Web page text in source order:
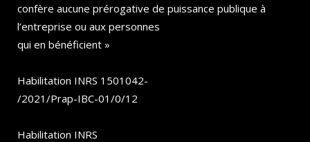
confère aucune prérogative de puissance publique à
l’entreprise ou aux personnes
qui en bénéficient »
Habilitation INRS 1501042-
/2021/Prap-IBC-01/0/12
Habilitation INRS